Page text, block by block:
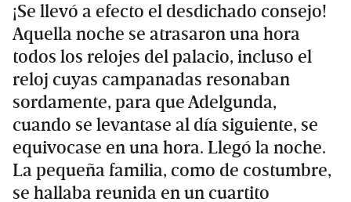
¡Se llevó a efecto el desdichado consejo!
Aquella noche se atrasaron una hora
todos los relojes del palacio, incluso el
reloj cuyas campanadas resonaban
sordamente, para que Adelgunda,
cuando se levantase al día siguiente, se
equivocase en una hora. Llegó la noche.
La pequeña familia, como de costumbre,
se hallaba reunida en un cuartito